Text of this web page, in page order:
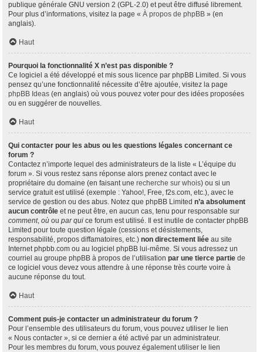
publique générale GNU version 2 (GPL-2.0) et peut être diffusé librement.
Pour plus d’informations, visitez la page « À propos de phpBB » (en
anglais).
Haut
Pourquoi la fonctionnalité X n’est pas disponible ?
Ce logiciel a été développé et mis sous licence par phpBB Limited. Si vous
pensez qu’une fonctionnalité nécessite d’être ajoutée, visitez la page
phpBB Ideas (en anglais) où vous pouvez voter pour des idées proposées
ou en suggérer de nouvelles.
Haut
Qui contacter pour les abus ou les questions légales concernant ce
forum ?
Contactez n’importe lequel des administrateurs de la liste « L’équipe du
forum ». Si vous restez sans réponse alors prenez contact avec le
propriétaire du domaine (en faisant une recherche sur whois) ou si un
service gratuit est utilisé (exemple : Yahoo!, Free, f2s.com, etc.), avec le
service de gestion ou des abus. Notez que phpBB Limited n’a absolument
aucun contrôle et ne peut être, en aucun cas, tenu pour responsable sur
comment, où ou par qui ce forum est utilisé. Il est inutile de contacter phpBB
Limited pour toute question légale (cessions et désistements,
responsabilité, propos diffamatoires, etc.) non directement liée au site
Internet phpbb.com ou au logiciel phpBB lui-même. Si vous adressez un
courriel au groupe phpBB à propos de l’utilisation par une tierce partie de
ce logiciel vous devez vous attendre à une réponse très courte voire à
aucune réponse du tout.
Haut
Comment puis-je contacter un administrateur du forum ?
Pour l’ensemble des utilisateurs du forum, vous pouvez utiliser le lien
« Nous contacter », si ce dernier a été activé par un administrateur.
Pour les membres du forum, vous pouvez également utiliser le lien